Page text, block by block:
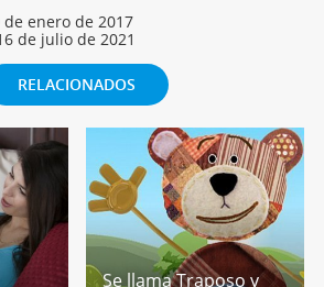
de enero de 2017
de julio de 2021
RELACIONADOS
Se llama Traposo y